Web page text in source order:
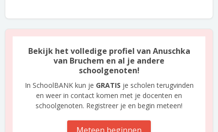
Bekijk het volledige profiel van Anuschka
van Bruchem en al je andere
schoolgenoten!
In SchoolBANK kun je GRATIS je scholen terugvinden
en weer in contact komen met je docenten en
schoolgenoten. Registreer je en begin meteen!